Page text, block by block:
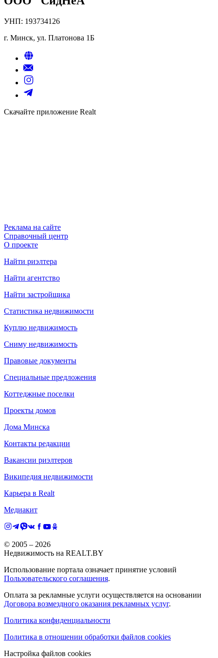
УНП: 193734126
г. Минск, ул. Платонова 1Б
Скачайте приложение Realt
Реклама на сайте
Справочный центр
О проекте
Найти риэлтера
Найти агентство
Найти застройщика
Статистика недвижимости
Куплю недвижимость
Сниму недвижимость
Правовые документы
Специальные предложения
Коттеджные поселки
Проекты домов
Дома Минска
Контакты редакции
Вакансии риэлтеров
Википедия недвижимости
Карьера в Realt
Медиакит
© 2005 – 2026
Недвижимость на REALT.BY
Использование портала означает принятие условий
Пользовательского соглашения.
Оплата за рекламные услуги осуществляется на основании
Договора возмездного оказания рекламных услуг.
Политика конфиденциальности
Политика в отношении обработки файлов cookies
Настройка файлов cookies